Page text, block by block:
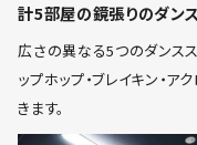
計5部屋の鏡張りのダン
広さの異なる5つのダンスス
ップホップ・ブレイキン・
きます。